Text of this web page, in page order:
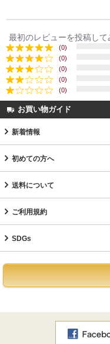
最初のレビューを投稿して
(0)
(0)
(0)
(0)
(0)
お買い物ガイド
新着情報
初めての方へ
送料について
ご利用規約
SDGs